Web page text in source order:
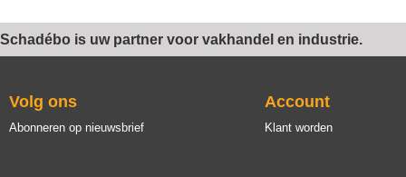
Schadébo is uw partner voor vakhandel en industrie.
Volg ons
Abonneren op nieuwsbrief
Account
Klant worden